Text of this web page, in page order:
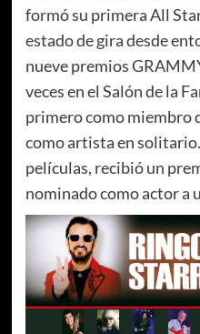
formó su primera All
estado de gira desde
nueve premios
veces en el Salón de la
primero como miembro
como artista en
películas, recibió un
nominado como actor a